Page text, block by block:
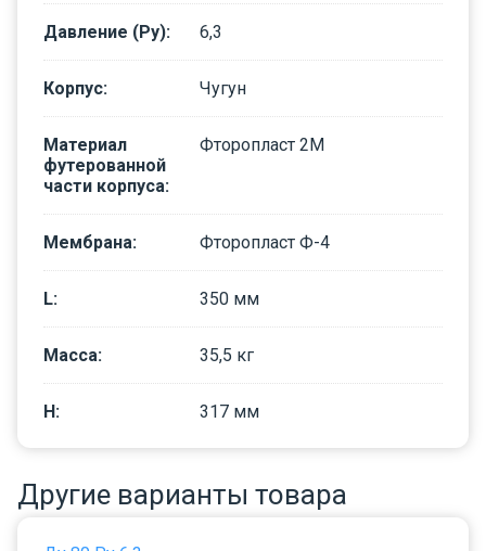
Давление (Ру): 6,3
Корпус: Чугун
Материал
футерованной
части корпуса:
Фторопласт 2М
Мембрана: Фторопласт Ф-4
L: 350 мм
Масса: 35,5 кг
H: 317 мм
Другие варианты товара